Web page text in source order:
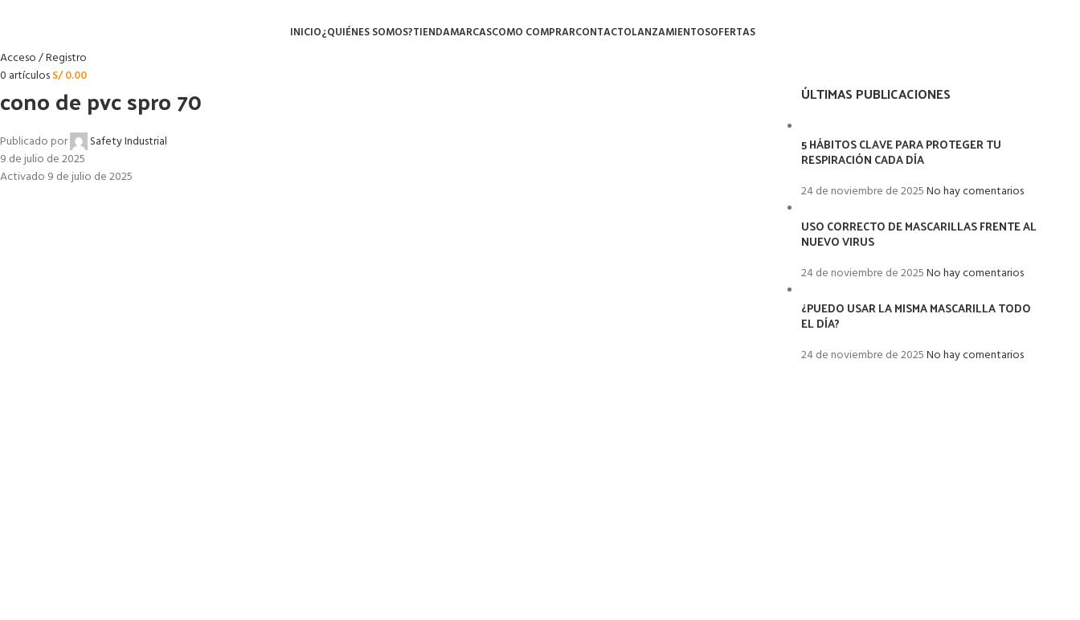
INICIO¿QUIÉNES SOMOS?TIENDAMARCASCOMO COMPRARCONTACTOLANZAMIENTOSOFERTAS
Acceso / Registro
0 artículosS/0.00
cono de pvc spro 70
Publicado por
Safety Industrial
9 de julio de 2025
Activado 9 de julio de 2025
ÚLTIMAS PUBLICACIONES
5 HÁBITOS CLAVE PARA PROTEGER TU
RESPIRACIÓN CADA DÍA
24 de noviembre de 2025No hay comentarios
USO CORRECTO DE MASCARILLAS FRENTE AL
NUEVO VIRUS
24 de noviembre de 2025No hay comentarios
¿PUEDO USAR LA MISMA MASCARILLA TODO
EL DÍA?
24 de noviembre de 2025No hay comentarios